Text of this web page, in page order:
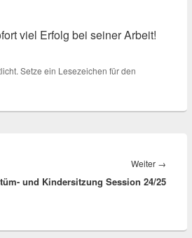
viel Erfolg bei seiner Arbeit!
Setze ein Lesezeichen für den
Weiter →
Beitrag:
und Kindersitzung Session 24/25